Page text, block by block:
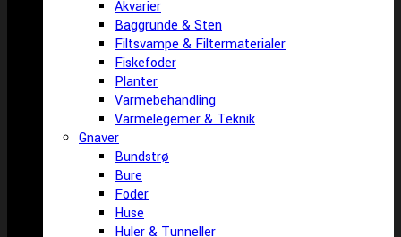
Akvarier
Baggrunde & Sten
Filtsvampe & Filtermaterialer
Fiskefoder
Planter
Varmebehandling
Varmelegemer & Teknik
Gnaver
Bundstrø
Bure
Foder
Huse
Huler & Tunneller